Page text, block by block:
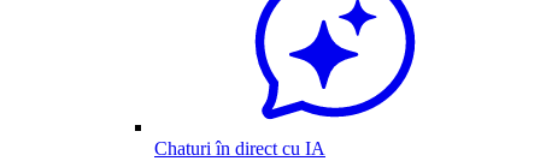
Chaturi în direct cu IA